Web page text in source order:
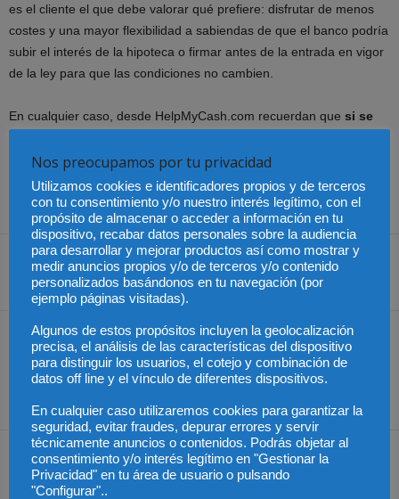
es el cliente el que debe valorar qué prefiere: disfrutar de menos
costes y una mayor flexibilidad a sabiendas de que el banco podría
subir el interés de la hipoteca o firmar antes de la entrada en vigor
de la ley para que las condiciones no cambien.
En cualquier caso, desde HelpMyCash.com recuerdan que si se
mantener las condiciones hasta la fecha establecida y si el
plazo de la oferta supera el 16 de junio,
esta ya tendrá que
contemplar las nuevas medidas.
Share
Artículo anterior
Colombia – Resultados de
la IV Conciliatón Nacional
Artículo siguiente
Los expertos contables
estrenan herramienta de
Artículos relacionados Más del autor
Nos preocupamos por tu privacidad
Utilizamos cookies e identificadores propios y de terceros
con tu consentimiento y/o nuestro interés legítimo, con el
propósito de almacenar o acceder a información en tu
dispositivo, recabar datos personales sobre la audiencia
para desarrollar y mejorar productos así como mostrar y
medir anuncios propios y/o de terceros y/o contenido
personalizados basándonos en tu navegación (por
ejemplo páginas visitadas).
Algunos de estos propósitos incluyen la geolocalización
precisa, el análisis de las características del dispositivo
para distinguir los usuarios, el cotejo y combinación de
datos off line y el vínculo de diferentes dispositivos.
En cualquier caso utilizaremos cookies para garantizar la
seguridad, evitar fraudes, depurar errores y servir
técnicamente anuncios o contenidos. Podrás objetar al
consentimiento y/o interés legítimo en "Gestionar la
Privacidad" en tu área de usuario o pulsando
"Configurar"..